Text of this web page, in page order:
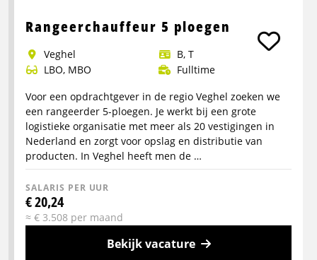
info
Chauffeur
CE
bloemen
en
planten
Rangeerchauffeur 5 ploegen
Veghel
B, T
LBO, MBO
Fulltime
Voor een opdrachtgever in de regio Veghel zoeken we
een rangeerder 5-ploegen. Je werkt bij een grote
logistieke organisatie met meer als 20 vestigingen in
Nederland en zorgt voor opslag en distributie van
producten. In Veghel heeft men de …
SALARIS PER UUR
€ 20,24
≈ € 3.508 per maand
Bekijk vacature